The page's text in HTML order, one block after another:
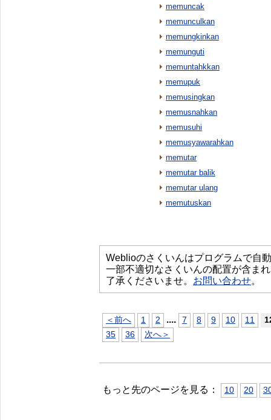
memuncak
memunculkan
memungkinkan
memunguti
memuntahkkan
memupuk
memusingkan
memusnahkan
memusuhi
memusyawarahkan
memutar
memutar balik
memutar ulang
memutuskan
Weblioのさくいんはプログラムで自
一部不適切なさくいんの配置が含ま
了承くださいませ。 お問い合わせ。
＜前へ 1 2 .... 7 8 9 10 11
35
36 次へ＞
もっと先のページを見る： 10 20